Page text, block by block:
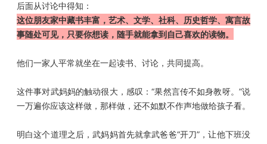
后面从讨论中得知：
这位朋友家中藏书丰富，艺术、文学、社科、历史哲学、寓言故
事随处可见，只要你想读，随手就能拿到自己喜欢的读物。
他们一家人平常就坐在一起读书、讨论，共同提高。
这件事对武妈妈的触动很大，感叹：“果然言传不如身教呀。”说
一万遍你应该这样做，那样做，还不如默不作声地做给孩子看。
明白这个道理之后，武妈妈首先就拿武爸爸“开刀”，让他下班没